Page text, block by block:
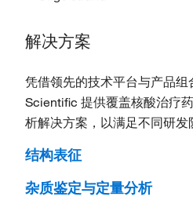
解决方案
凭借领先的技术平台与产品组
Scientific 提供覆盖核酸治疗
析解决方案，以满足不同研发
结构表征
杂质鉴定与定量分析